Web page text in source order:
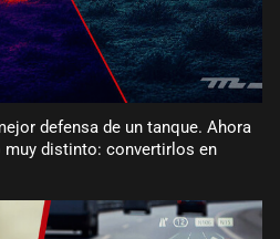
defensa de un tanque. Ahora
muy distinto: convertirlos en